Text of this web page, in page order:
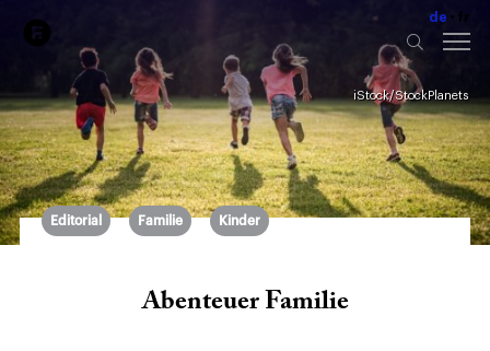
de fr
iStock/StockPlanets
Editorial Familie Kinder
Abenteuer Familie